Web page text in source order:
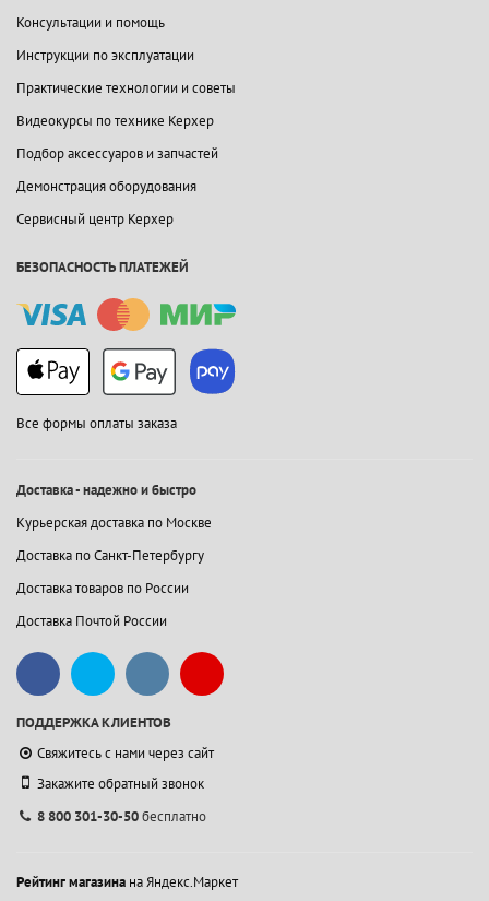
Консультации и помощь
Инструкции по эксплуатации
Практические технологии и советы
Видеокурсы по технике Керхер
Подбор аксессуаров и запчастей
Демонстрация оборудования
Сервисный центр Керхер
БЕЗОПАСНОСТЬ ПЛАТЕЖЕЙ
Все формы оплаты заказа
Доставка - надежно и быстро
Курьерская доставка по Москве
Доставка по Санкт-Петербургу
Доставка товаров по России
Доставка Почтой России
ПОДДЕРЖКА КЛИЕНТОВ
Свяжитесь с нами через сайт
Закажите обратный звонок
8 800 301-30-50бесплатно
Рейтинг магазина на Яндекс.Маркет